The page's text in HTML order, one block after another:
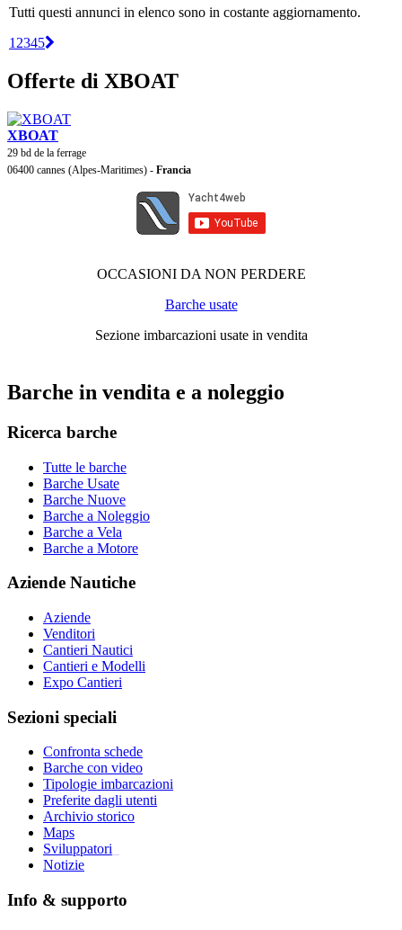
Tutti questi annunci in elenco sono in costante aggiornamento.
1 2345
Offerte di XBOAT
XBOAT
29 bd de la ferrage
06400 cannes (Alpes-Maritimes) - Francia
OCCASIONI DA NON PERDERE
Barche usate
Sezione imbarcazioni usate in vendita
Barche in vendita e a noleggio
Ricerca barche
Tutte le barche
Barche Usate
Barche Nuove
Barche a Noleggio
Barche a Vela
Barche a Motore
Aziende Nautiche
Aziende
Venditori
Cantieri Nautici
Cantieri e Modelli
Expo Cantieri
Sezioni speciali
Confronta schede
Barche con video
Tipologie imbarcazioni
Preferite dagli utenti
Archivio storico
Maps
Sviluppatori
Notizie
Info & supporto